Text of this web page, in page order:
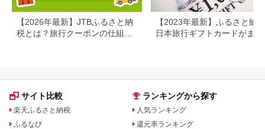
【2026年最新】JTBふるさと納
税とは？旅行クーポンの仕組
【2023年最新】ふるさと納
日本旅行ギフトカードがまだ
サイト比較
楽天ふるさと納税
ふるなび
ランキングから探す
人気ランキング
還元率ランキング